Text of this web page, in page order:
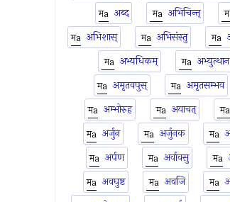
अब्द
अभिचिन्त्
अभिशास्
अभिसंस्तु
अभ्यधिकम्
अभ्युत्थान
अमृतवपुस्
अमृतसम्भव
अम्भोरुह
अयाचत्
अर्जुन
अर्जुनक
अर्पण
अर्वावसु
अवघुष्ट
अवजि